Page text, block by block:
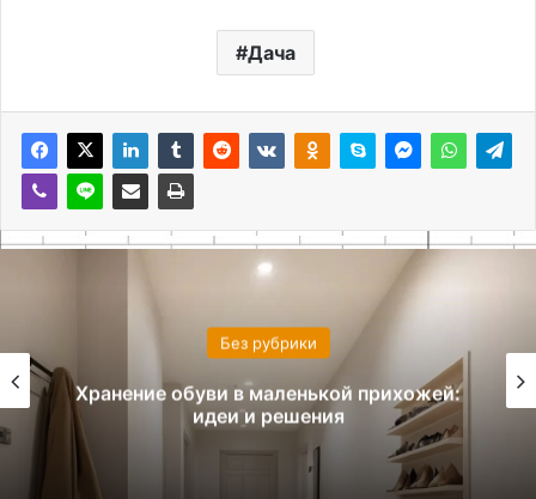
Дача
Без рубрики
Квиллинг для начинающих: осваиваем
бумагокручение за 7 дней